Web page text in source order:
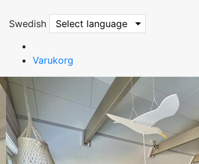
Swedish Select language
Varukorg